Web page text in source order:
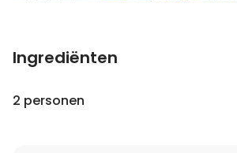
Ingrediënten
2 personen